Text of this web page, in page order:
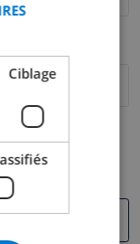
fonctionnerait
CATALAN
DANISH
NORWEGIAN
Ciblage